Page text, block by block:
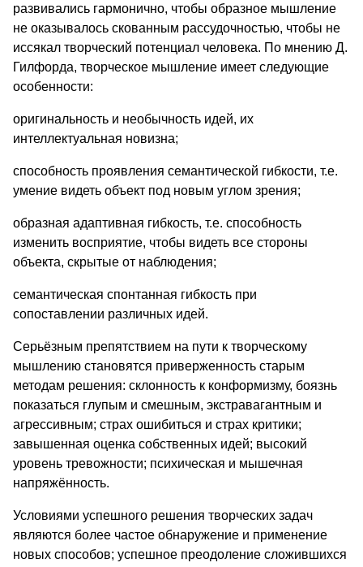
развивались гармонично, чтобы образное мышление
не оказывалось скованным рассудочностью, чтобы не
иссякал творческий потенциал человека. По мнению Д.
Гилфорда, творческое мышление имеет следующие
особенности:
оригинальность и необычность идей, их
интеллектуальная новизна;
способность проявления семантической гибкости, т.е.
умение видеть объект под новым углом зрения;
образная адаптивная гибкость, т.е. способность
изменить восприятие, чтобы видеть все стороны
объекта, скрытые от наблюдения;
семантическая спонтанная гибкость при
сопоставлении различных идей.
Серьёзным препятствием на пути к творческому
мышлению становятся приверженность старым
методам решения: склонность к конформизму, боязнь
показаться глупым и смешным, экстравагантным и
агрессивным; страх ошибиться и страх критики;
завышенная оценка собственных идей; высокий
уровень тревожности; психическая и мышечная
напряжённость.
Условиями успешного решения творческих задач
являются более частое обнаружение и применение
новых способов; успешное преодоление сложившихся